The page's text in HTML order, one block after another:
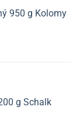
950 g Kolomy
g Schalk